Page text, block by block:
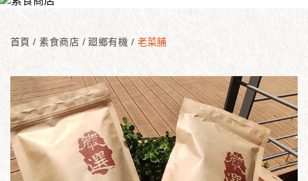
首頁/ 素食商店 /廻鄉有機 / 老菜脯